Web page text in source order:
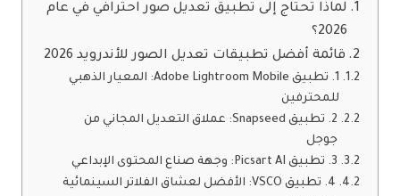
لماذا تحتاج إلى تطبيق تعديل صور احترافي في عام
2026؟
قائمة أفضل تطبيقات تعديل الصور للأندرويد 2026
1. تطبيق Adobe Lightroom Mobile: المعيار الذهبي
للمحترفين
2. تطبيق Snapseed: عملاق التعديل المجاني من
جوجل
3. تطبيق Picsart AI: وجهة صناع المحتوى الإبداعي
4. تطبيق VSCO: الأفضل لعشاق الفلاتر السينمائية